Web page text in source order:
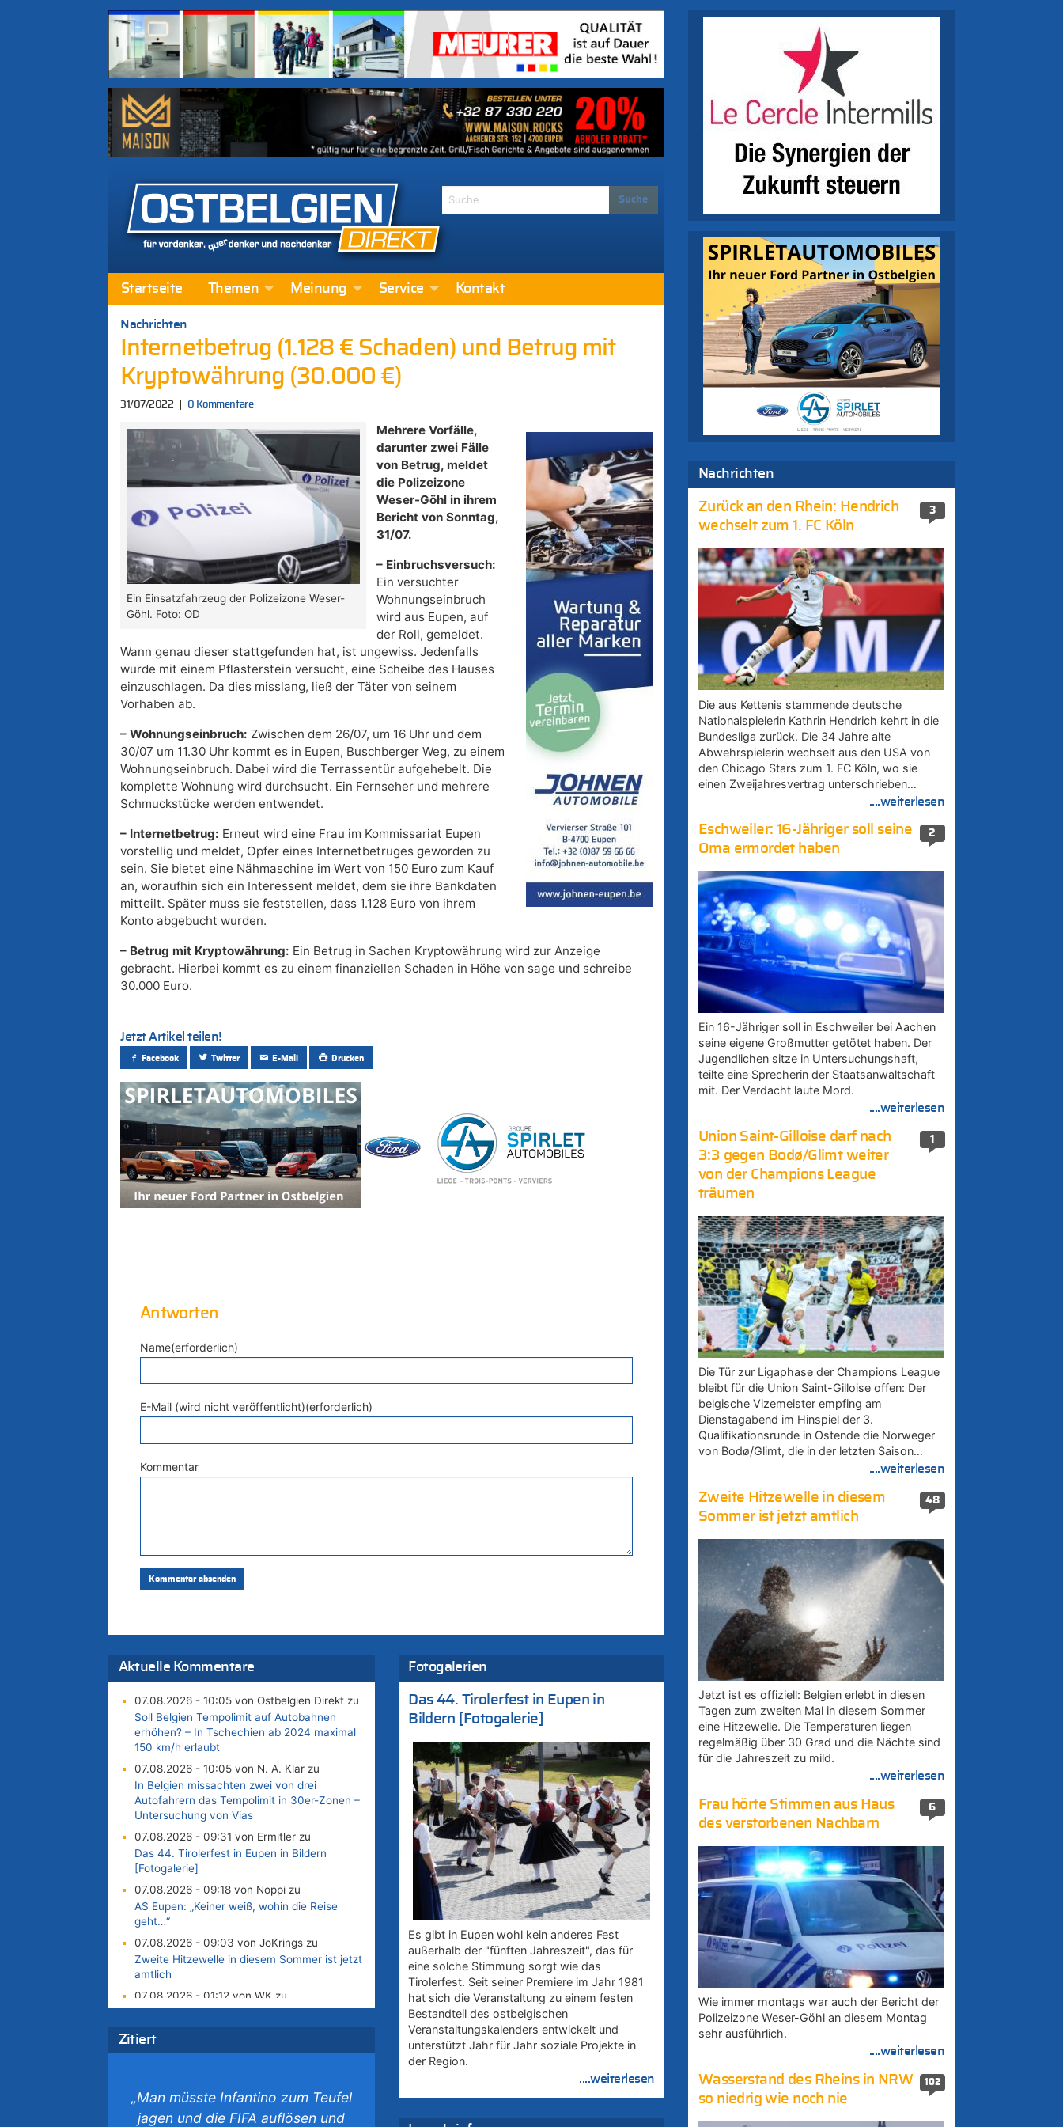
Startseite Themen Meinung Service Kontakt
Nachrichten
Internetbetrug (1.128 € Schaden) und Betrug mit
Kryptowährung (30.000 €)
31/07/2022 0 Kommentare
Ein Einsatzfahrzeug der Polizeizone Weser-
Göhl. Foto: OD
Mehrere Vorfälle,
darunter zwei Fälle
von Betrug, meldet
die Polizeizone
Weser-Göhl in ihrem
Bericht von Sonntag,
31/07.
– Einbruchsversuch:
Ein versuchter
Wohnungseinbruch
wird aus Eupen, auf
der Roll, gemeldet.
Wann genau dieser stattgefunden hat, ist ungewiss. Jedenfalls
wurde mit einem Pflasterstein versucht, eine Scheibe des Hauses
einzuschlagen. Da dies misslang, ließ der Täter von seinem
Vorhaben ab.
– Wohnungseinbruch: Zwischen dem 26/07, um 16 Uhr und dem
30/07 um 11.30 Uhr kommt es in Eupen, Buschberger Weg, zu einem
Wohnungseinbruch. Dabei wird die Terrassentür aufgehebelt. Die
komplette Wohnung wird durchsucht. Ein Fernseher und mehrere
Schmuckstücke werden entwendet.
– Internetbetrug: Erneut wird eine Frau im Kommissariat Eupen
vorstellig und meldet, Opfer eines Internetbetruges geworden zu
sein. Sie bietet eine Nähmaschine im Wert von 150 Euro zum Kauf
an, woraufhin sich ein Interessent meldet, dem sie ihre Bankdaten
mitteilt. Später muss sie feststellen, dass 1.128 Euro von ihrem
Konto abgebucht wurden.
– Betrug mit Kryptowährung: Ein Betrug in Sachen Kryptowährung wird zur Anzeige
gebracht. Hierbei kommt es zu einem finanziellen Schaden in Höhe von sage und schreibe
30.000 Euro.
Jetzt Artikel teilen!
Facebook Twitter E-Mail Drucken
Antworten
Name(erforderlich)
E-Mail (wird nicht veröffentlicht)(erforderlich)
Kommentar
Aktuelle Kommentare
07.08.2026 - 10:05 von Ostbelgien Direkt zu
Soll Belgien Tempolimit auf Autobahnen
erhöhen? – In Tschechien ab 2024 maximal
150 km/h erlaubt
07.08.2026 - 10:05 von N. A. Klar zu
In Belgien missachten zwei von drei
Autofahrern das Tempolimit in 30er-Zonen –
Untersuchung von Vias
07.08.2026 - 09:31 von Ermitler zu
Das 44. Tirolerfest in Eupen in Bildern
[Fotogalerie]
07.08.2026 - 09:18 von Noppi zu
AS Eupen: „Keiner weiß, wohin die Reise
geht…“
07.08.2026 - 09:03 von JoKrings zu
Zweite Hitzewelle in diesem Sommer ist jetzt
amtlich
07.08.2026 - 01:12 von WK zu
Spanien Rekorde brechen [Fragen &
Antworten]
Zweite Hitzewelle in diesem Sommer ist jetzt
amtlich
Zitiert
„Man müsste Infantino zum Teufel
jagen und die FIFA auflösen und
Fotogalerien
Das 44. Tirolerfest in Eupen in
Bildern [Fotogalerie]
Es gibt in Eupen wohl kein anderes Fest
außerhalb der "fünften Jahreszeit", das für
eine solche Stimmung sorgt wie das
Tirolerfest. Seit seiner Premiere im Jahr 1981
hat sich die Veranstaltung zu einem festen
Bestandteil des ostbelgischen
Veranstaltungskalenders entwickelt und
unterstützt Jahr für Jahr soziale Projekte in
der Region.
....weiterlesen
Nachrichten
3
Zurück an den Rhein: Hendrich
wechselt zum 1. FC Köln
Die aus Kettenis stammende deutsche
Nationalspielerin Kathrin Hendrich kehrt in die
Bundesliga zurück. Die 34 Jahre alte
Abwehrspielerin wechselt aus den USA von
den Chicago Stars zum 1. FC Köln, wo sie
einen Zweijahresvertrag unterschrieben…
....weiterlesen
2
Eschweiler: 16-Jähriger soll seine
Oma ermordet haben
Ein 16-Jähriger soll in Eschweiler bei Aachen
seine eigene Großmutter getötet haben. Der
Jugendlichen sitze in Untersuchungshaft,
teilte eine Sprecherin der Staatsanwaltschaft
mit. Der Verdacht laute Mord.
....weiterlesen
1
Union Saint-Gilloise darf nach
3:3 gegen Bodø/Glimt weiter
von der Champions League
träumen
Die Tür zur Ligaphase der Champions League
bleibt für die Union Saint-Gilloise offen: Der
belgische Vizemeister empfing am
Dienstagabend im Hinspiel der 3.
Qualifikationsrunde in Ostende die Norweger
von Bodø/Glimt, die in der letzten Saison…
....weiterlesen
48
Zweite Hitzewelle in diesem
Sommer ist jetzt amtlich
Jetzt ist es offiziell: Belgien erlebt in diesen
Tagen zum zweiten Mal in diesem Sommer
eine Hitzewelle. Die Temperaturen liegen
regelmäßig über 30 Grad und die Nächte sind
für die Jahreszeit zu mild.
....weiterlesen
6
Frau hörte Stimmen aus Haus
des verstorbenen Nachbarn
Wie immer montags war auch der Bericht der
Polizeizone Weser-Göhl an diesem Montag
sehr ausführlich.
....weiterlesen
102
Wasserstand des Rheins in NRW
so niedrig wie noch nie